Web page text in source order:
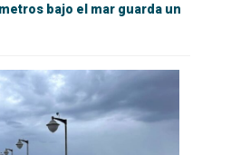
bajo el mar guarda un